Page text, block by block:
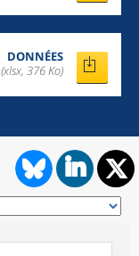
DONNÉES
(xlsx, 376 Ko)